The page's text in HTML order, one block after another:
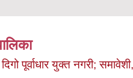
पूर्वाधार युक्त नगरी;